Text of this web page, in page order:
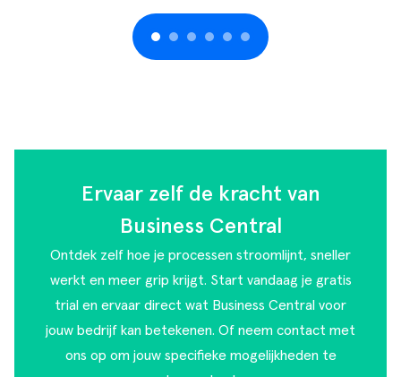
Ervaar zelf de kracht van
Business Central
Ontdek zelf hoe je processen stroomlijnt, sneller
werkt en meer grip krijgt. Start vandaag je gratis
trial en ervaar direct wat Business Central voor
jouw bedrijf kan betekenen. Of neem contact met
ons op om jouw specifieke mogelijkheden te